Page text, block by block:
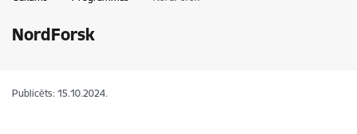
NordForsk
Publicēts: 15.10.2024.